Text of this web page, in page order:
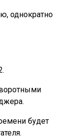
однократно
будет